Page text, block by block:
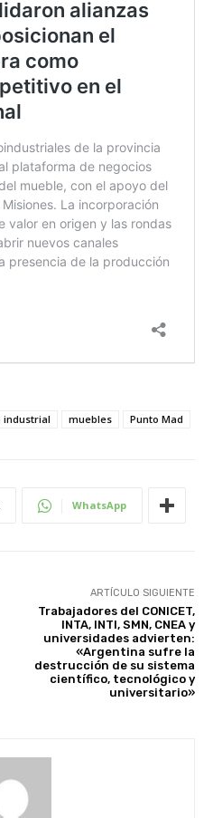
industrial muebles Punto Mad
WhatsApp
ARTÍCULO SIGUIENTE
Trabajadores del CONICET,
INTA, INTI, SMN, CNEA y
universidades advierten:
«Argentina sufre la
destrucción de su sistema
científico, tecnológico y
universitario»